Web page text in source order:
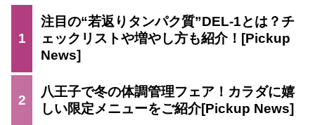
1
注目の“若返りタンパク質”DEL-1とは？チ
ェックリストや増やし方も紹介！
2
八王子で冬の体調管理フェア！カラダに嬉
しい限定メニューをご紹介